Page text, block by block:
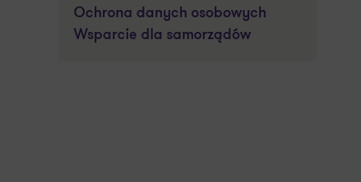
Ochrona danych osobowych
Wsparcie dla samorządów